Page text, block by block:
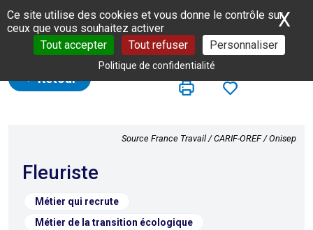
Panneau de gestion des cookies
Ce site utilise des cookies et vous donne le contrôle sur
ceux que vous souhaitez activer
Tout accepter
Tout refuser Personnaliser
Politique de confidentialité
X
Retour
Source France Travail / CARIF-OREF / Onisep
Fleuriste
Métier qui recrute
Métier de la transition écologique